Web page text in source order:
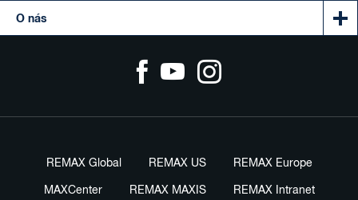
O nás
REMAX Global REMAX US REMAX Europe
MAXCenter REMAX MAXIS REMAX Intranet